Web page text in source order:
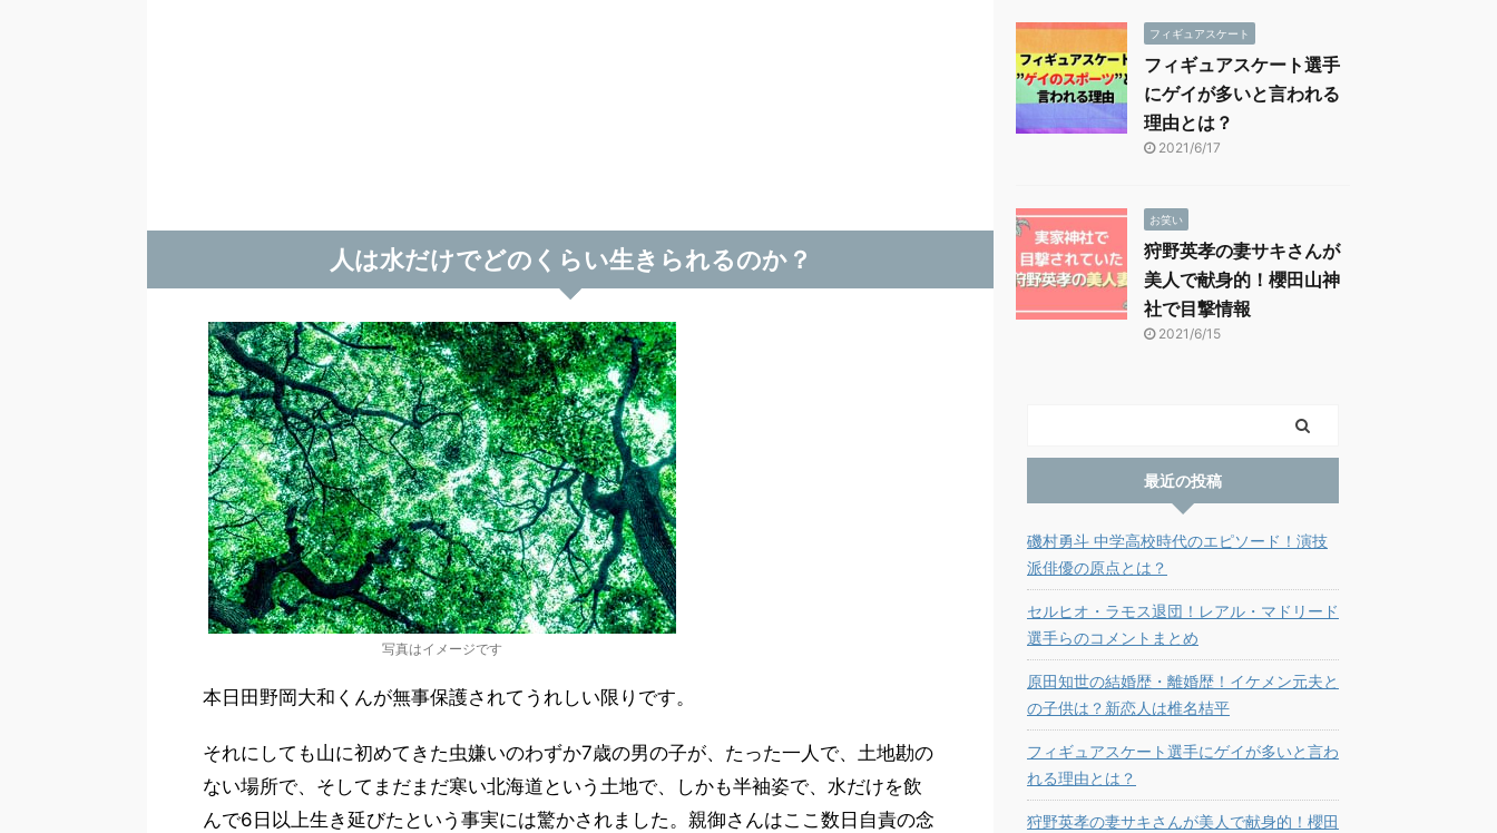
人は水だけでどのくらい生きられるのか？
写真はイメージです
本日田野岡大和くんが無事保護されてうれしい限りです。
それにしても山に初めてきた虫嫌いのわずか7歳の男の子が、たった一人で、土地勘の
ない場所で、そしてまだまだ寒い北海道という土地で、しかも半袖姿で、水だけを飲
んで6日以上生き延びたという事実には驚かされました。親御さんはここ数日自責の念
フィギュアスケート
フィギュアスケート選手
にゲイが多いと言われる
理由とは？
2021/6/17
お笑い
狩野英孝の妻サキさんが
美人で献身的！櫻田山神
社で目撃情報
2021/6/15
最近の投稿
磯村勇斗 中学高校時代のエピソード！演技
派俳優の原点とは？
セルヒオ・ラモス退団！レアル・マドリード
選手らのコメントまとめ
原田知世の結婚歴・離婚歴！イケメン元夫と
の子供は？新恋人は椎名桔平
フィギュアスケート選手にゲイが多いと言わ
れる理由とは？
狩野英孝の妻サキさんが美人で献身的！櫻田